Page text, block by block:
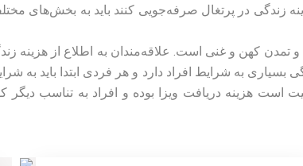
زندگی در پرتغال صرفه‌جویی کنند باید به بخش‌های
تمدن کهن و غنی است. علاقه‌مندان به اطلاع از هزینه
بسیاری به شرایط افراد دارد و هر فردی ابتدا باید به
هزینه دریافت ویزا بوده و افراد به تناسب دیگر